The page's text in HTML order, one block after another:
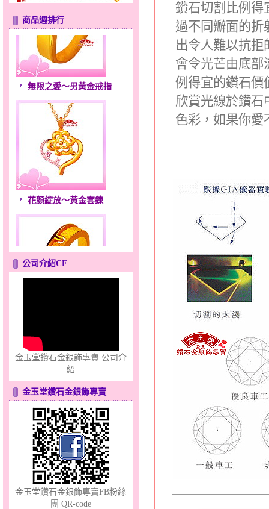
商品週排行
無限之愛～男黃金戒指
花顏綻放～黃金套鍊
心之舞～金銀鋼套鍊
公司介紹CF
金玉堂鑽石金銀飾專賣 公司介
紹
金玉堂鑽石金銀飾專賣
金玉堂鑽石金銀飾專賣FB粉絲
團 QR-code
鑽石切割比例得
過不同瓣面的折
出令人難以抗拒
會令光芒由底部
例得宜的鑽石價
欣賞光線於鑽石
色彩，如果你愛